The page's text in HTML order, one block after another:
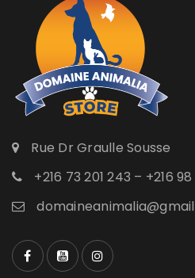
Rue Dr Graulle Sousse
+216 73 201 243 – +216